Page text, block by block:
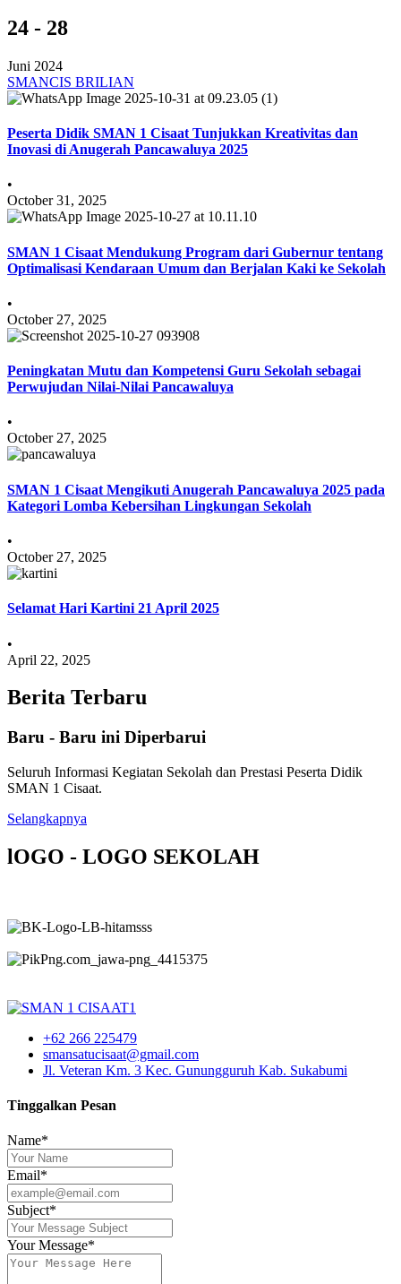
24 - 28
Juni 2024
SMANCIS BRILIAN
Peserta Didik SMAN 1 Cisaat Tunjukkan Kreativitas dan
Inovasi di Anugerah Pancawaluya 2025
•
October 31, 2025
SMAN 1 Cisaat Mendukung Program dari Gubernur tentang
Optimalisasi Kendaraan Umum dan Berjalan Kaki ke Sekolah
•
October 27, 2025
Peningkatan Mutu dan Kompetensi Guru Sekolah sebagai
Perwujudan Nilai-Nilai Pancawaluya
•
October 27, 2025
SMAN 1 Cisaat Mengikuti Anugerah Pancawaluya 2025 pada
Kategori Lomba Kebersihan Lingkungan Sekolah
•
October 27, 2025
Selamat Hari Kartini 21 April 2025
•
April 22, 2025
Berita Terbaru
Baru - Baru ini Diperbarui
Seluruh Informasi Kegiatan Sekolah dan Prestasi Peserta Didik
SMAN 1 Cisaat.
Selangkapnya
lOGO - LOGO SEKOLAH
+62 266 225479
smansatucisaat@gmail.com
Jl. Veteran Km. 3 Kec. Gunungguruh Kab. Sukabumi
Tinggalkan Pesan
Name*
Email*
Subject*
Your Message*